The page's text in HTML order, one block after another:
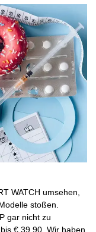
WATCH umsehen,
stoßen.
gar nicht zu
€ 39,90. Wir haben